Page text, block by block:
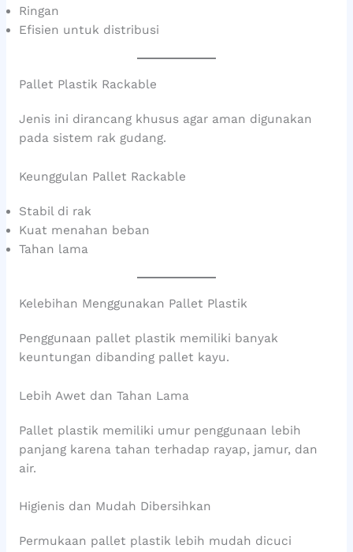
Ringan
Efisien untuk distribusi
Pallet Plastik Rackable
Jenis ini dirancang khusus agar aman digunakan
pada sistem rak gudang.
Keunggulan Pallet Rackable
Stabil di rak
Kuat menahan beban
Tahan lama
Kelebihan Menggunakan Pallet Plastik
Penggunaan pallet plastik memiliki banyak
keuntungan dibanding pallet kayu.
Lebih Awet dan Tahan Lama
Pallet plastik memiliki umur penggunaan lebih
panjang karena tahan terhadap rayap, jamur, dan
air.
Higienis dan Mudah Dibersihkan
Permukaan pallet plastik lebih mudah dicuci